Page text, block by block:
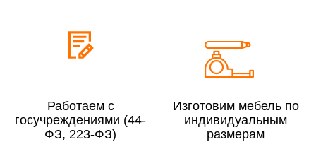
До 300 000 руб.
Свыше 300 000 руб.
Сборка в выходные дни и вечернее время:
По Москве
Работаем с
госучреждениями (44-
ФЗ, 223-ФЗ)
Изготовим мебель по
индивидуальным
размерам